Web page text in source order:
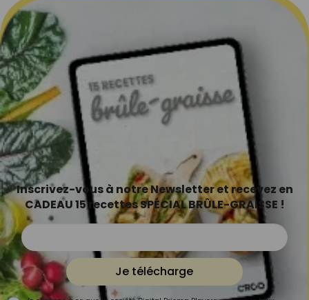
Inscrivez-vous à notre Newsletter et recevez en
CADEAU 15 recettes SPÉCIAL BRÛLE-GRAISSE !
Je télécharge